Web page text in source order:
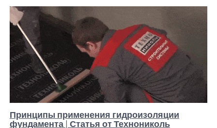
Принципы применения гидроизоляции
фундамента | Статья от Технониколь